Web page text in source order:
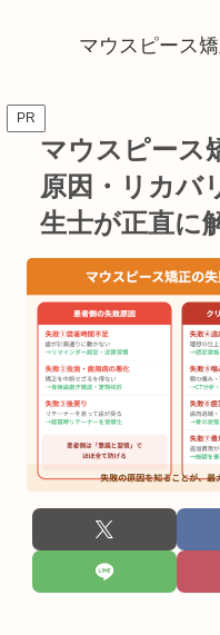
マウスピース
PR
マウスピース
原因・リカバ
生士が正直に